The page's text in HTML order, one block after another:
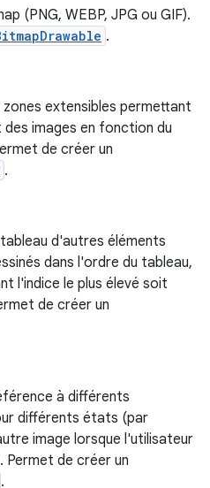
(PNG, WEBP, JPG ou GIF).
.
zones extensibles permettant
des images en fonction du
de créer un
.
d'autres éléments
dans l'ordre du tableau,
l'indice le plus élevé soit
de créer un
à différents
différents états (par
image lorsque l'utilisateur
Permet de créer un
.